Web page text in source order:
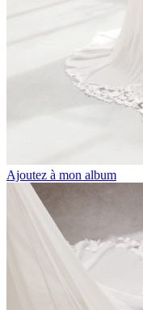
Ajoutez à mon album